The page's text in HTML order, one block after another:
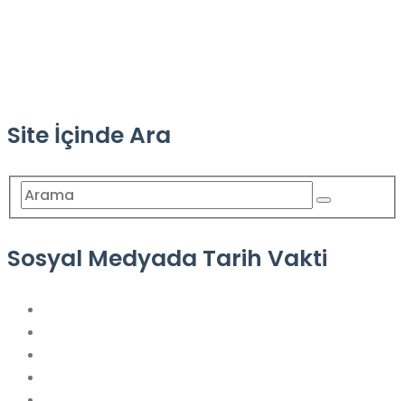
Site İçinde Ara
Sosyal Medyada Tarih Vakti